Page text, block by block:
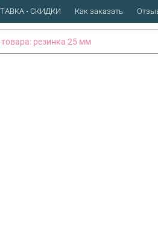
• СКИДКИ Как заказать